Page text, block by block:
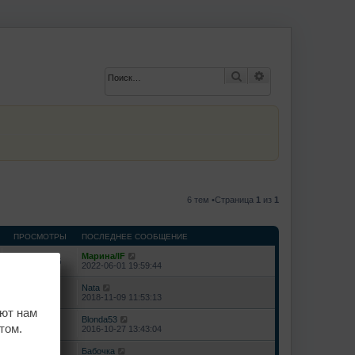
Поиск
6 тем •Страница 1 из 1
ПРОСМОТРЫ ПОСЛЕДНЕЕ СООБЩЕНИЕ
10100276
Марина/IF
2022-06-01 19:59:44
Nata
2018-11-09 11:53:13
Blonda53
2016-10-27 13:43:04
Бабочка
нам